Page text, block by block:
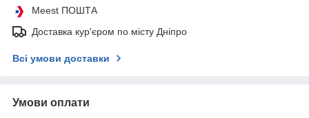
Meest ПОШТА
Доставка кур'єром по місту Дніпро
Всі умови доставки
Умови оплати